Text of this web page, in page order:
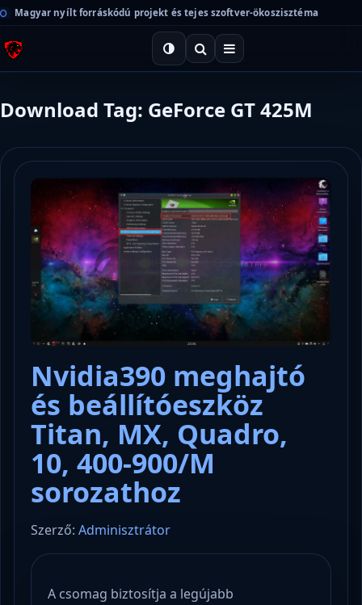
Magyar nyílt forráskódú projekt és tejes szoftver-ökoszisztéma
Download Tag: GeForce GT 425M
Nvidia390 meghajtó
és beállítóeszköz
Titan, MX, Quadro,
10, 400-900/M
sorozathoz
Szerző: Adminisztrátor
A csomag biztosítja a legújabb